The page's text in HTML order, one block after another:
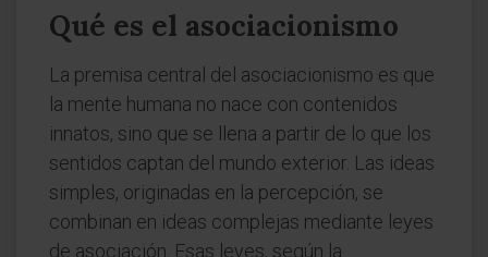
Qué es el asociacionismo
La premisa central del asociacionismo es que
la mente humana no nace con contenidos
innatos, sino que se llena a partir de lo que los
sentidos captan del mundo exterior. Las ideas
simples, originadas en la percepción, se
combinan en ideas complejas mediante leyes
de asociación. Esas leyes, según la